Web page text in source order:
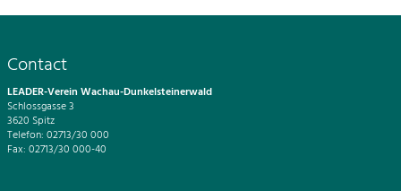
Contact
LEADER-Verein Wachau-Dunkelsteinerwald
Schlossgasse 3
3620 Spitz
Telefon: 02713/30 000
Fax: 02713/30 000-40